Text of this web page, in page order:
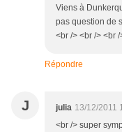
Viens à
pas question de
<br /> <br /> <br
Répondre
J julia 13/12/2011
<br /> super